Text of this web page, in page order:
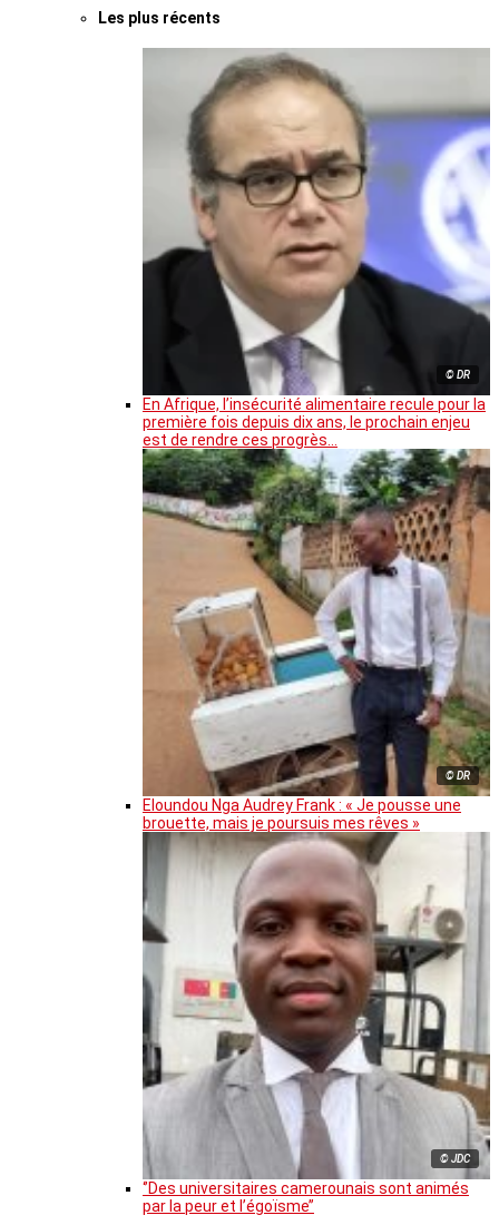
Les plus récents
© DR
En Afrique, l’insécurité alimentaire recule pour la
première fois depuis dix ans, le prochain enjeu
est de rendre ces progrès…
© DR
Eloundou Nga Audrey Frank : « Je pousse une
brouette, mais je poursuis mes rêves »
© JDC
‘’Des universitaires camerounais sont animés
par la peur et l’égoïsme’’